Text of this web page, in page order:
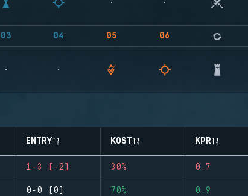
03 04 05 06
ENTRY KOST KPR
1-3 (-2) 30% 0.7
0-0 (0) 70% 0.9